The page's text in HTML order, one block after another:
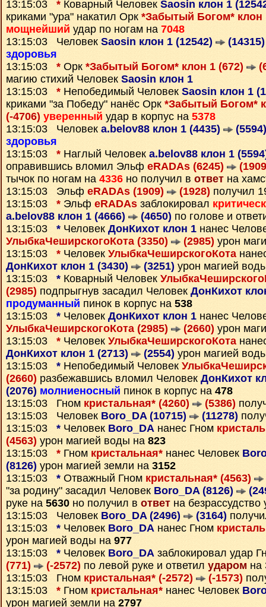
13:15:03 * Коварный Человек Saosin клон 1
криками "ура" накатил Орк *Забытый Богом* клон
мощнейший удар по ногам на 7048
13:15:03 Человек Saosin клон 1 (12542) (14315)
здоровья
13:15:03 * Орк *Забытый Богом* клон 1 (672)
магию стихий Человек Saosin клон 1
13:15:03 * Непобедимый Человек Saosin клон 1
криками "за Победу" нанёс Орк *Забытый Богом*
(-4706) уверенный удар в корпус на 5378
13:15:03 Человек a.belov88 клон 1 (4435)
(5594)
здоровья
13:15:03 * Наглый Человек a.belov88 клон 1
оправившись вломил Эльф eRADAs (6245)
тычок по ногам на 4336 но получил в ответ на
13:15:03 Эльф eRADAs (1909) (1928) получил
13:15:03 * Эльф eRADAs заблокировал
a.belov88 клон 1 (4666)
(4650) по голове и
13:15:03 * Человек ДонКихот клон 1 нанес
УлыбкаЧеширскогоКота (3350)
(2985) урон
13:15:03 * Человек УлыбкаЧеширскогоКота
ДонКихот клон 1 (3430)
(3251) урон магией
13:15:03 * Коварный Человек
(2985) подпрыгнув засадил Человек ДонКихот
продуманный пинок в корпус на 538
13:15:03 * Человек ДонКихот клон 1 нанес
УлыбкаЧеширскогоКота (2985)
(2660) урон
13:15:03 * Человек УлыбкаЧеширскогоКота
ДонКихот клон 1 (2713)
(2554) урон магией
13:15:03 * Непобедимый Человек
(2660) разбежавшись вломил Человек ДонКихот
(2076) молниеносный пинок в корпус на 478
13:15:03 Гном кристальная* (4260) (5386)
13:15:03 Человек Boro_DA (10715) (11278)
13:15:03 * Человек Boro_DA нанес Гном
(4563) урон магией воды на 823
13:15:03 * Гном кристальная* нанес Человек
(8126) урон магией земли на 3152
13:15:03 * Отважный Гном кристальная* (4563)
"за родину" засадил Человек Boro_DA (8126)
руке на 5630 но получил в ответ на
13:15:03 Человек Boro_DA (2496) (3164)
13:15:03 * Человек Boro_DA нанес Гном
урон магией воды на 977
13:15:03 * Человек Boro_DA заблокировал удар
(771)
(-2572) по левой руке и ответил ударом на
13:15:03 Гном кристальная* (-2572) (-1573)
13:15:03 * Гном кристальная* нанес Человек
урон магией земли на 2797